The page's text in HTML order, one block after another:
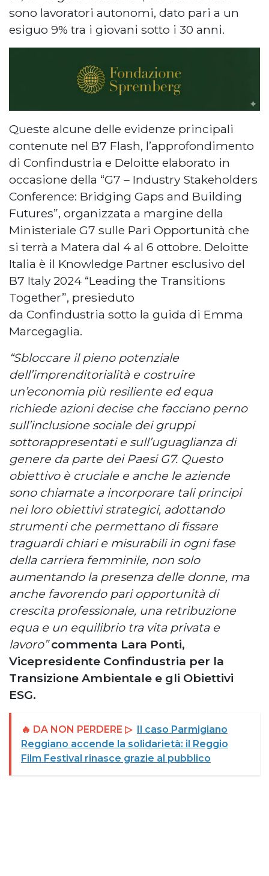
sono lavoratori autonomi, dato pari a un
esiguo 9% tra i giovani sotto i 30 anni.
Queste alcune delle evidenze principali
contenute nel B7 Flash, l’approfondimento
di Confindustria e Deloitte elaborato in
occasione della “G7 – Industry Stakeholders
Conference: Bridging Gaps and Building
Futures”, organizzata a margine della
Ministeriale G7 sulle Pari Opportunità che
si terrà a Matera dal 4 al 6 ottobre. Deloitte
Italia è il Knowledge Partner esclusivo del
B7 Italy 2024 “Leading the Transitions
Together”, presieduto
da Confindustria sotto la guida di Emma
Marcegaglia.
“Sbloccare il pieno potenziale
dell’imprenditorialità e costruire
un’economia più resiliente ed equa
richiede azioni decise che facciano perno
sull’inclusione sociale dei gruppi
sottorappresentati e sull’uguaglianza di
genere da parte dei Paesi G7. Questo
obiettivo è cruciale e anche le aziende
sono chiamate a incorporare tali principi
nei loro obiettivi strategici, adottando
strumenti che permettano di fissare
traguardi chiari e misurabili in ogni fase
della carriera femminile, non solo
aumentando la presenza delle donne, ma
anche favorendo pari opportunità di
crescita professionale, una retribuzione
equa e un equilibrio tra vita privata e
lavoro” commenta Lara Ponti,
Vicepresidente Confindustria per la
Transizione Ambientale e gli Obiettivi
ESG.
🔥 DA NON PERDERE ▷ Il caso Parmigiano
Reggiano accende la solidarietà: il Reggio
Film Festival rinasce grazie al pubblico